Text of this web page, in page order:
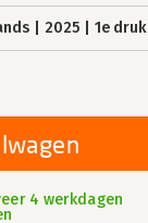
2025 1e druk
4 werkdagen